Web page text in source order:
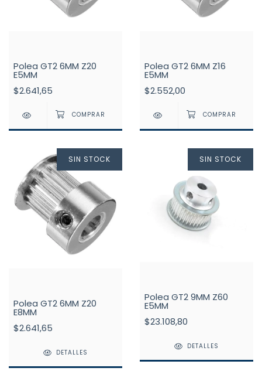
Polea GT2 6MM Z20
E5MM
$2.641,65
Polea GT2 6MM Z16
E5MM
$2.552,00
SIN STOCK
Polea GT2 6MM Z20
E8MM
$2.641,65
DETALLES
SIN STOCK
Polea GT2 9MM Z60
E5MM
$23.108,80
DETALLES